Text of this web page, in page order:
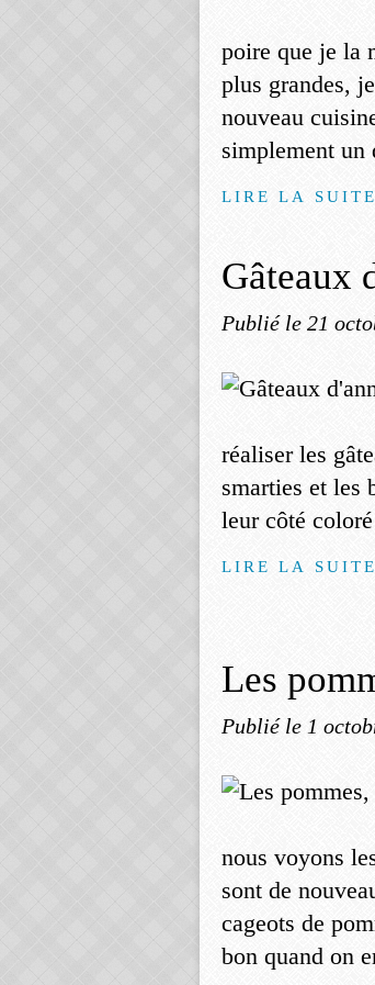
poire que je la
plus grandes,
nouveau
simplement un
LIRE LA SUITE
Gâteaux
Publié le 21
réaliser les
smarties et les
leur côté
LIRE LA SUITE
Les
Publié le 1
nous voyons
sont de
cageots de
bon quand on